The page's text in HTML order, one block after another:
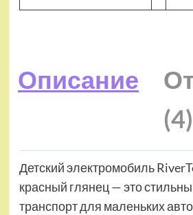
Описание
(4)
Детский электромобиль
красный глянец — это
транспорт для маленьких